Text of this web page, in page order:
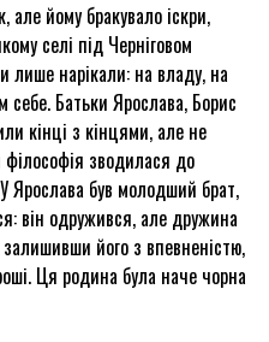
йому бракувало іскри,
селі під Черніговом
лише нарікали: на владу, на
себе. Батьки Ярослава, Борис
кінці з кінцями, але не
філософія зводилася до
Ярослава був молодший брат,
він одружився, але дружина
його з впевненістю,
Ця родина була наче чорна